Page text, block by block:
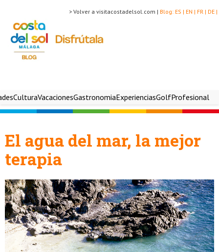
DE |
FR |
EN |
ES |
Blog:
> Volver a visitacostadelsol.com |
CulturaVacacionesGastronomiaExperienciasGolfProfesional
El agua del mar, la mejor
terapia